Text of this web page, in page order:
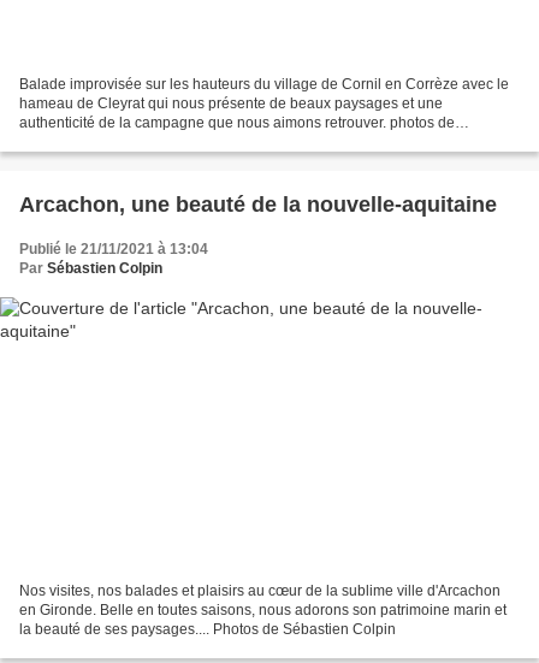
Balade improvisée sur les hauteurs du village de Cornil en Corrèze avec le
hameau de Cleyrat qui nous présente de beaux paysages et une
authenticité de la campagne que nous aimons retrouver. photos de
Arcachon, une beauté de la nouvelle-aquitaine
Publié le 21/11/2021 à 13:04
Par Sébastien Colpin
Nos visites, nos balades et plaisirs au cœur de la sublime ville d'Arcachon
en Gironde. Belle en toutes saisons, nous adorons son patrimoine marin et
la beauté de ses paysages.... Photos de Sébastien Colpin